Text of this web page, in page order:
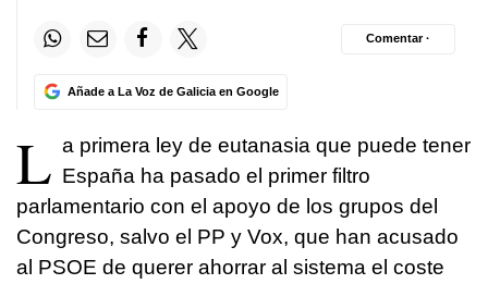
Añade a La Voz de Galicia en Google
Comentar ·
L a primera ley de eutanasia que puede tener
España ha pasado el primer filtro
parlamentario con el apoyo de los grupos del
Congreso, salvo el PP y Vox, que han acusado
al PSOE de querer ahorrar al sistema el coste